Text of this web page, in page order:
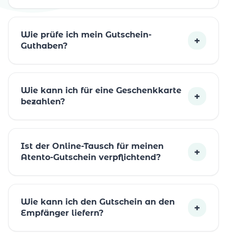
Wie prüfe ich mein Gutschein-
Guthaben?
+
Wie kann ich für eine Geschenkkarte
bezahlen?
+
Ist der Online-Tausch für meinen
Atento-Gutschein verpflichtend?
+
Wie kann ich den Gutschein an den
Empfänger liefern?
+